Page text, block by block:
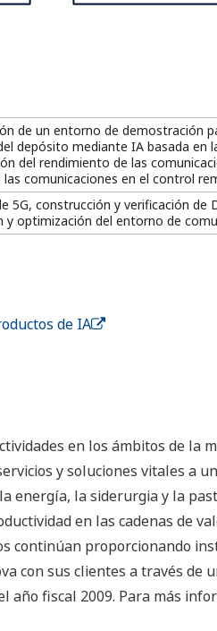
de un entorno de demostración
depósito mediante IA basada en
del rendimiento de las
las comunicaciones en el control
5G, construcción y verificación de
y optimización del entorno de
de IA
en los ámbitos de la
y soluciones vitales a
la siderurgia y la
en las cadenas de
continúan proporcionando
con sus clientes a través de
año fiscal 2009. Para más